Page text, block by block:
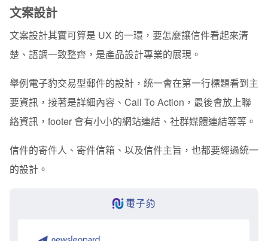
文案設計
文案設計其實可算是 UX 的一環，要怎麼讓信件看起來清
楚、語調一致整齊，是產品設計專業的展現。
舉例電子豹交易型郵件的設計，統一會在第一行標題看到主
要資訊，接著是詳細內容、Call To Action，最後會放上聯
絡資訊，footer 會有小小的網站連結、社群媒體連結等等。
信件的寄件人、寄件信箱、以及信件主旨，也都要經過統一
的設計。